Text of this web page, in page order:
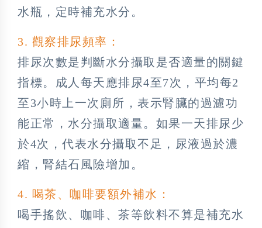
水瓶，定時補充水分。
3. 觀察排尿頻率：
排尿次數是判斷水分攝取是否適量的關鍵
指標。成人每天應排尿4至7次，平均每2
至3小時上一次廁所，表示腎臟的過濾功
能正常，水分攝取適量。如果一天排尿少
於4次，代表水分攝取不足，尿液過於濃
縮，腎結石風險增加。
4. 喝茶、咖啡要額外補水：
喝手搖飲、咖啡、茶等飲料不算是補充水